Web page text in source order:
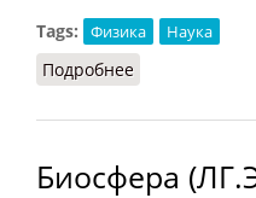
Tags:
Физика Наука
Подробнее
Биосфера